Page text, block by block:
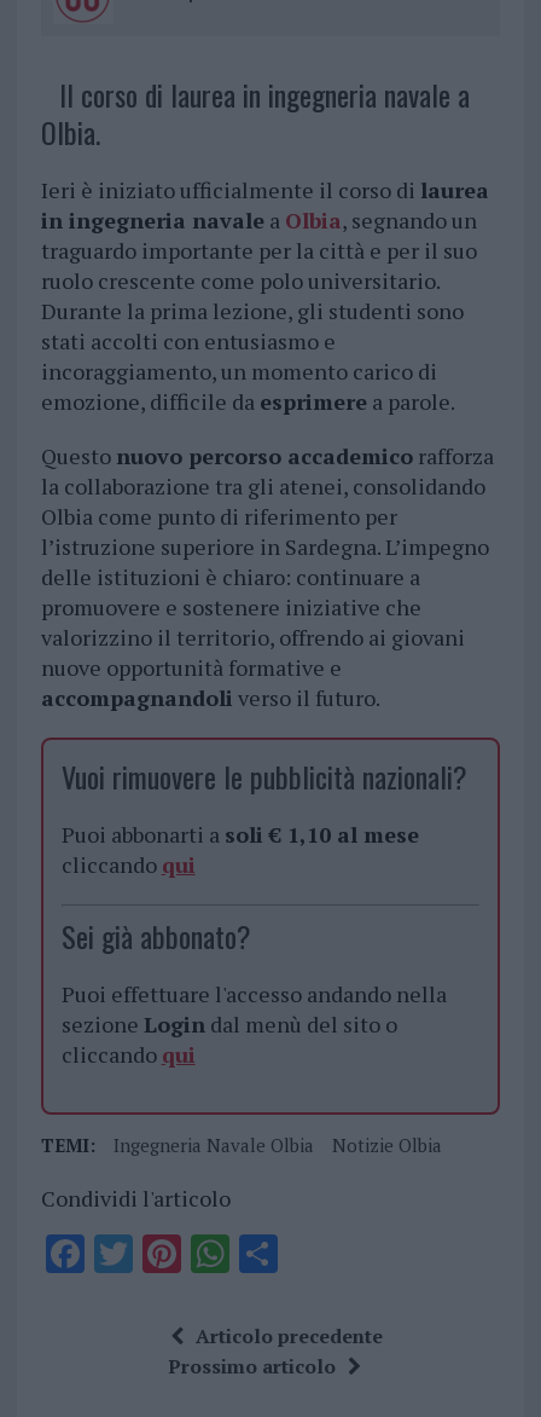
Il corso di laurea in ingegneria navale a
Olbia.
Ieri è iniziato ufficialmente il corso di laurea
in ingegneria navalea Olbia, segnando un
traguardo importante per la città e per il suo
ruolo crescente come polo universitario.
Durante la prima lezione, gli studenti sono
stati accolti con entusiasmo e
incoraggiamento, un momento carico di
emozione, difficile da esprimerea parole.
Questo nuovo percorso accademicorafforza
la collaborazione tra gli atenei, consolidando
Olbia come punto di riferimento per
l’istruzione superiore in Sardegna. L’impegno
delle istituzioni è chiaro: continuare a
promuovere e sostenere iniziative che
valorizzino il territorio, offrendo ai giovani
nuove opportunità formative e
accompagnandoli verso il futuro.
Vuoi rimuovere le pubblicità nazionali?
Puoi abbonarti a soli € 1,10 al mese
cliccando qui
Sei già abbonato?
Puoi effettuare l'accesso andando nella
sezione Logindal menù del sito o
cliccando qui
TEMI: Ingegneria Navale Olbia Notizie Olbia
Condividi l'articolo
F T Pi
te
re
W
at
s
S
a
re
Articolo precedente
Prossimo articolo